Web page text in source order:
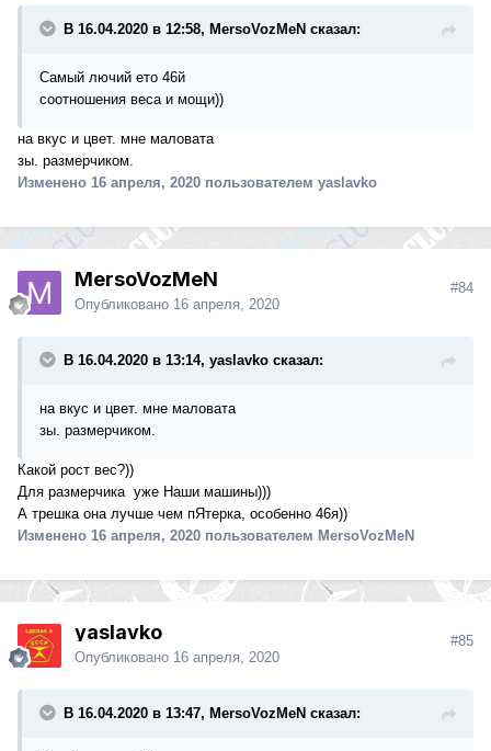
В 16.04.2020 в 12:58, MersoVozMeN сказал:
Самый лючий ето 46й
соотношения веса и мощи))
на вкус и цвет. мне маловата
зы. размерчиком.
Изменено 16 апреля, 2020 пользователем yaslavko
MersoVozMeN
Опубликовано 16 апреля, 2020
#84
В 16.04.2020 в 13:14, yaslavko сказал:
на вкус и цвет. мне маловата
зы. размерчиком.
Какой рост вес?))
Для размерчика уже Наши машины)))
А трешка она лучше чем пЯтерка, особенно 46я))
Изменено 16 апреля, 2020 пользователем MersoVozMeN
yaslavko
Опубликовано 16 апреля, 2020
#85
В 16.04.2020 в 13:47, MersoVozMeN сказал: